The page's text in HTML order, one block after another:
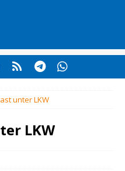
unter LKW
LKW